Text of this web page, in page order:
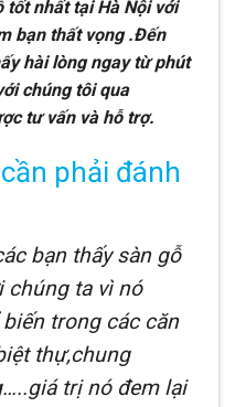
tốt nhất tại Hà Nội với
bạn thất vọng .Đến
hài lòng ngay từ phút
chúng tôi qua
tư vấn và hỗ trợ.
phải đánh
bạn thấy sàn gỗ
chúng ta vì nó
trong các căn
thự,chung
trị nó đem lại